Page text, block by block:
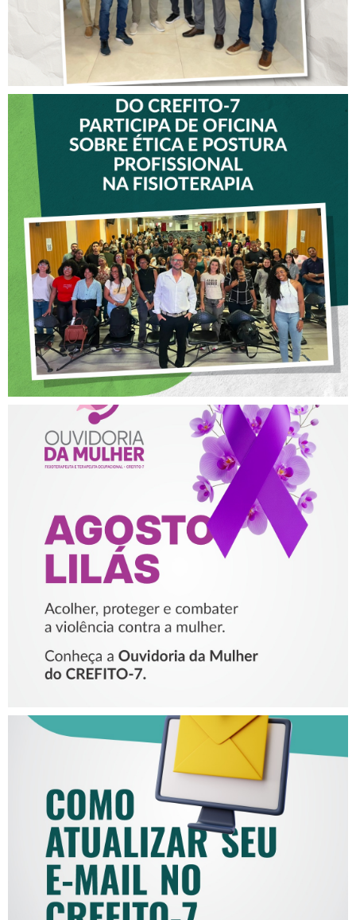
VICE-PRESIDENTE DO
CREFITO-7 PARTICIPA DE
OFICINA SOBRE ÉTICA E
POSTURA PROFISSIONAL
NA FISIOTERAPIA
AGOSTO LILÁS – ACOLHER,
PROTEGER E COMBATER A
VIOLÊNCIA CONTRA A
MULHER
COMO ATUALIZAR SEU E-
MAIL NO CREFITO-7